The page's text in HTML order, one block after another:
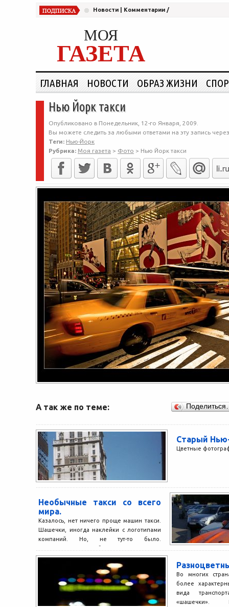
Новости Комментарии /
МОЯ
ГАЗЕТА
ГЛАВНАЯ НОВОСТИ ОБРАЗ ЖИЗНИ
Нью Йорк такси
Опубликовано в Понедельник, 12-го Января, 2009.
Вы можете следить за любыми ответами на эту запись
Теги: Нью-Йорк
Рубрика: Моя газета > Фото > Нью Йорк такси
А так же по теме:
Старый
Цветные
Необычные такси со всего
мира.
Казалось, нет ничего проще машин такси.
Шашечки, иногда наклейки с логотипами
компаний. Но, не тут-то было.
Оказывается, автомобили такси –...
Во многих
более
вида
«шашечки».